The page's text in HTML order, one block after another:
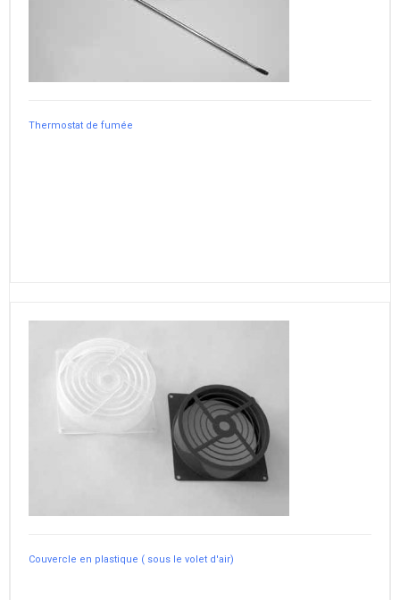
Thermostat de fumée
Couvercle en plastique ( sous le volet d'air)